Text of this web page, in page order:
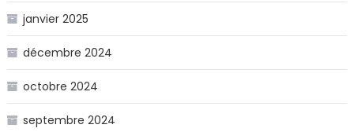
janvier 2025
décembre 2024
octobre 2024
septembre 2024